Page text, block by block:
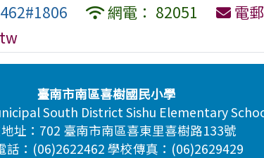
網電： 82051
電
臺南市南區喜樹國民小學
South District Sishu Elementary
址：702 臺南市南區喜東里喜樹路133號
話：(06)2622462 學校傳真：(06)2629429